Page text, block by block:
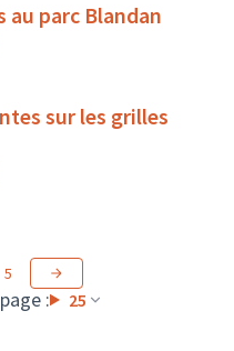
au parc Blandan
sur les grilles
: 25
5